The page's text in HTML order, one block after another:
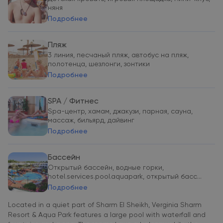
няня
Подробнее
Пляж
3 линия, песчаный пляж, автобус на пляж,
полотенца, шезлонги, зонтики
Подробнее
SPA / Фитнес
Spa-центр, хамам, джакузи, парная, сауна,
массаж, бильярд, дайвинг
Подробнее
Бассейн
Открытый бассейн, водные горки,
hotel.services.pool.aquapark, открытый басс...
Подробнее
Located in a quiet part of Sharm El Sheikh, Verginia Sharm
Resort & Aqua Park features a large pool with waterfall and